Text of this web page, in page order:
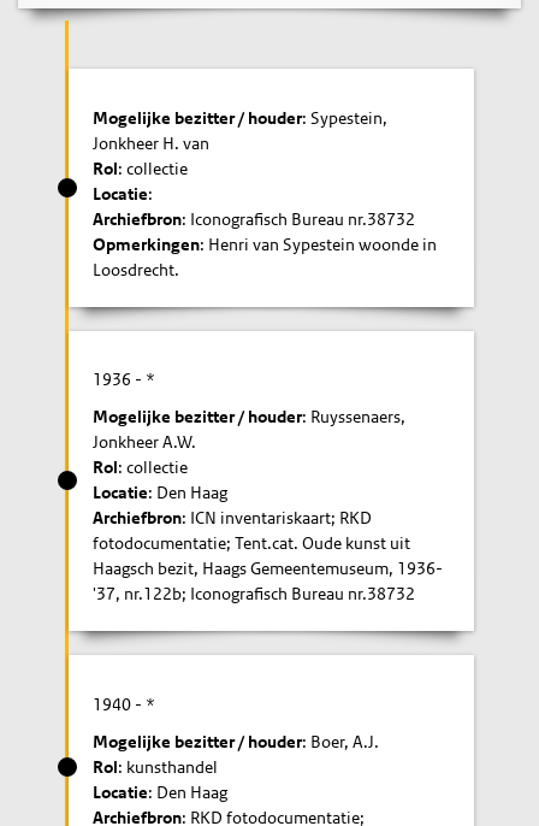
Mogelijke bezitter / houder: Sypestein,
Jonkheer H. van
Rol: collectie
Locatie:
Archiefbron: Iconografisch Bureau nr.38732
Opmerkingen: Henri van Sypestein woonde in
Loosdrecht.
1936 - *
Mogelijke bezitter / houder: Ruyssenaers,
Jonkheer A.W.
Rol: collectie
Locatie: Den Haag
Archiefbron: ICN inventariskaart; RKD
fotodocumentatie; Tent.cat. Oude kunst uit
Haagsch bezit, Haags Gemeentemuseum, 1936-
'37, nr.122b; Iconografisch Bureau nr.38732
1940 - *
Mogelijke bezitter / houder: Boer, A.J.
Rol: kunsthandel
Locatie: Den Haag
Archiefbron: RKD fotodocumentatie;